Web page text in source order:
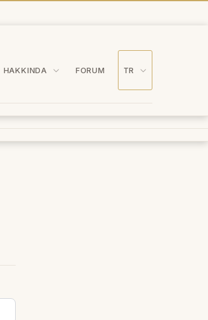
HAKKINDA FORUM TR